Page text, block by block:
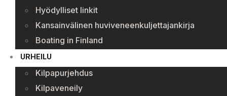
Hyödylliset linkit
Kansainvälinen huviveneenkuljettajankirja
Boating in Finland
URHEILU
Kilpapurjehdus
Kilpaveneily